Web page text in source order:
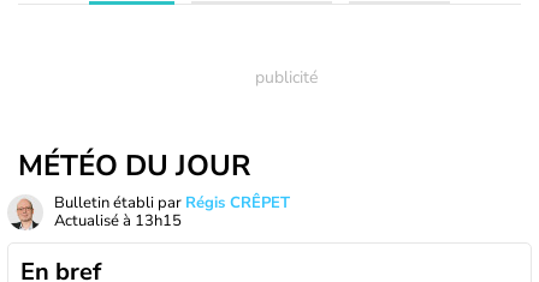
MÉTÉO DU JOUR
Bulletin établi par Régis CRÊPET
Actualisé à 13h15
En bref